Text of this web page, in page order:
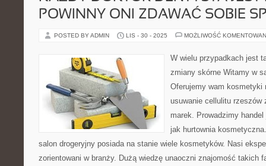
POWINNY ONI ZDAWAĆ SOBIE
POSTED BY ADMIN LIS - 30 - 2025 MOŻLIWOŚĆ
W wielu przypadkach jest
zmiany skórne Witamy w
Oferujemy wam kosmetyki
usuwanie cellulitu
marek. Prowadzimy
jak hurtownia
salon drogeryjny posiada na stanie wiele kosmetyków. Nasi
zorientowani w branży. Dużą wiedzę unaoczni znajomość takich